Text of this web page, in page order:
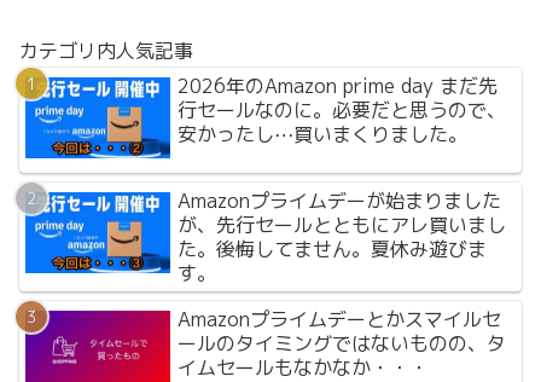
カテゴリ内人気記事
2026年のAmazon prime day まだ先
行セールなのに。必要だと思うので、
安かったし⋯買いまくりました。
Amazonプライムデーが始まりました
が、先行セールとともにアレ買いまし
た。後悔してません。夏休み遊びま
す。
Amazonプライムデーとかスマイルセ
ールのタイミングではないものの、タ
イムセールもなかなか・・・